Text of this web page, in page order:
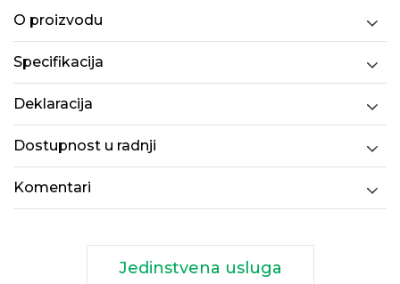
O proizvodu
Specifikacija
Deklaracija
Dostupnost u radnji
Komentari
Jedinstvena usluga